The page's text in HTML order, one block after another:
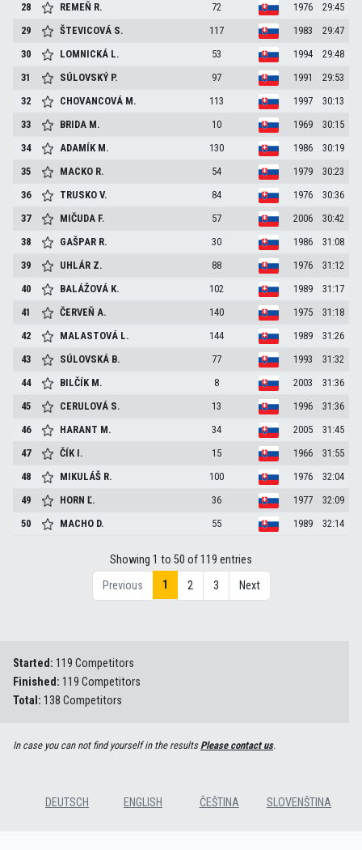
28
REMEŇ R. 72 1976
29:45
29
ŠTEVICOVÁ S. 117 1983
29:47
30
LOMNICKÁ L. 53 1994
29:48
31
SÚLOVSKÝ P. 97 1991
29:53
32
CHOVANCOVÁ M. 113 1997
30:13
33
BRIDA M. 10 1969
30:15
34
ADAMÍK M. 130 1986
30:19
35
MACKO R. 54 1979
30:23
36
TRUSKOV. 84 1976
30:36
37
MIČUDA F. 57 2006
30:42
38
GAŠPAR R. 30 1986
31:08
39
UHLÁR Z. 88 1976
31:12
40
BALÁŽOVÁ K. 102 1989
31:17
41
ČERVEŇA. 140 1975
31:18
42
MALASTOVÁ L. 144 1989
31:26
43
SÚLOVSKÁ B. 77 1993
31:32
44
BILČÍK M. 8 2003
31:36
45
CERULOVÁ S. 13 1996
31:36
46
HARANT M. 34 2005
31:45
47
ČÍK I. 15 1966
31:55
48
MIKULÁŠ R. 100 1976
32:04
49
HORNĽ. 36 1977
32:09
50
MACHO D. 55 1989 32:14
Showing 1 to 50 of 119 entries
Previous
1 2 3 Next
Started: 119 Competitors
Finished: 119 Competitors
Total: 138 Competitors
In case you can not find yourself in the resultsPlease contact us.
DEUTSCH ENGLISH ČEŠTINA SLOVENŠTINA